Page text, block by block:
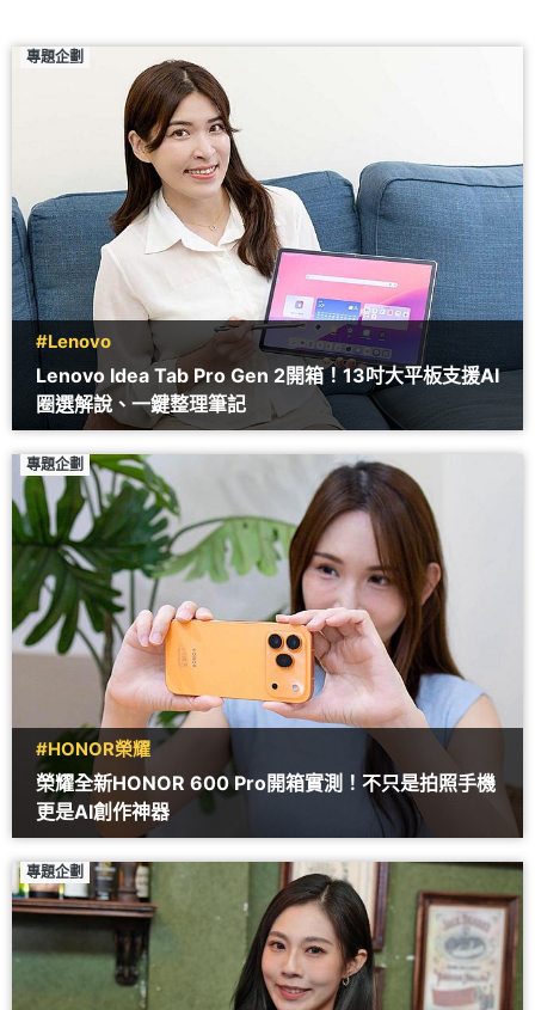
專題企劃
#Lenovo
Lenovo Idea Tab Pro Gen 2開箱！13吋大平板支援AI
圈選解說、一鍵整理筆記
專題企劃
#HONOR榮耀
榮耀全新HONOR 600 Pro開箱實測！不只是拍照手機
更是AI創作神器
專題企劃